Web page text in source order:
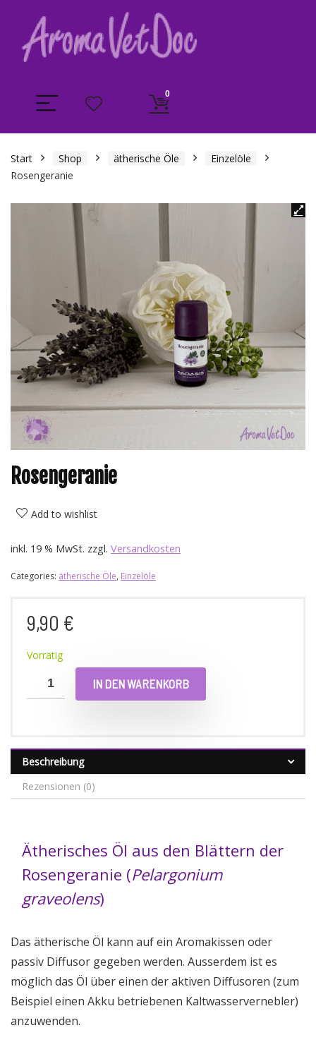
0
Start Shop ätherische Öle
Einzelöle
Rosengeranie
Rosengeranie
Add to wishlist
inkl. 19 % MwSt. zzgl. Versandkosten
Categories: ätherische Öle, Einzelöle
9,90 €
Vorrätig
IN DEN WARENKORB
Beschreibung
Rezensionen (0)
Ätherisches Öl aus den Blättern der
Rosengeranie (Pelargonium
graveolens)
Das ätherische Öl kann auf ein Aromakissen oder
passiv Diffusor gegeben werden. Ausserdem ist es
möglich das Öl über einen der aktiven Diffusoren (zum
Beispiel einen Akku betriebenen Kaltwasservernebler)
anzuwenden.